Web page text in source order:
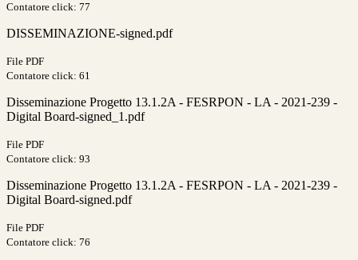
Contatore click: 77
DISSEMINAZIONE-signed.pdf
File PDF
Contatore click: 61
Disseminazione Progetto 13.1.2A - FESRPON - LA - 2021-239 -
Digital Board-signed_1.pdf
File PDF
Contatore click: 93
Disseminazione Progetto 13.1.2A - FESRPON - LA - 2021-239 -
Digital Board-signed.pdf
File PDF
Contatore click: 76